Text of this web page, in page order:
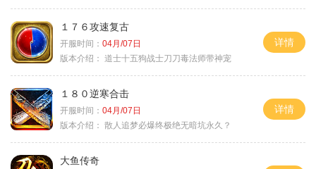
１７６攻速复古
开服时间： 04月/07日
版本介绍： 道士十五狗战士刀刀毒法师带神宠
详情
１８０逆寒合击
开服时间： 04月/07日
版本介绍： 散人追梦必爆终极绝无暗坑永久？
详情
大鱼传奇